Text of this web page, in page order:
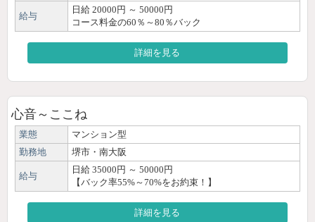
給与
日給 20000円 ～ 50000円
コース料金の60％～80％バック
詳細を見る
心音～ここね
業態
マンション型
勤務地
堺市・南大阪
給与
日給 35000円 ～ 50000円
【バック率55%～70%をお約束！】
詳細を見る